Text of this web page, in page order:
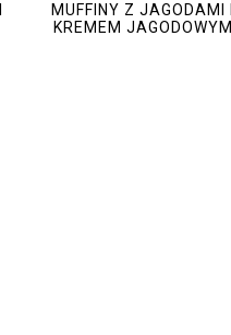
MUFFINY Z JAGODAMI I
KREMEM JAGODOWYM